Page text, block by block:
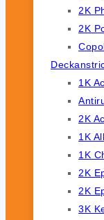
2K
2K
1K
2K
1K
1K
2K
2K
3K